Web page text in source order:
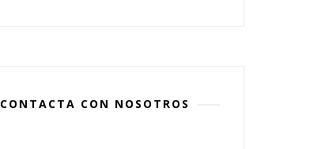
CONTACTA CON NOSOTROS